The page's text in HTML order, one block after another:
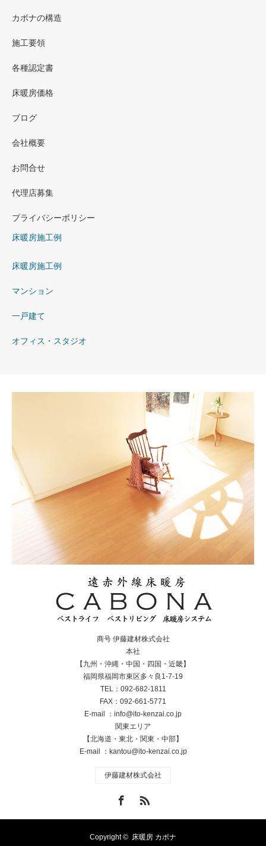
カボナの構造
施工要領
各種認定書
床暖房価格
ブログ
会社概要
お問合せ
代理店募集
プライバシーポリシー
床暖房施工例
床暖房施工例
マンション
一戸建て
オフィス・スタジオ
商号 伊藤建材株式会社
本社
【九州・沖縄・中国・四国・近畿】
福岡県福岡市東区多々良1-7-19
TEL：092-682-1811
FAX：092-661-5771
E-mail ：info@ito-kenzai.co.jp
関東エリア
【北海道・東北・関東・中部】
E-mail ：kantou@ito-kenzai.co.jp
伊藤建材株式会社
Copyright © 床暖房 カボナ